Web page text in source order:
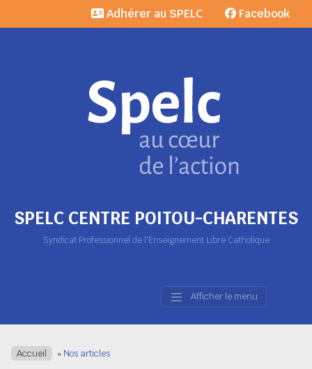
SPELC CENTRE POITOU-CHARENTES
Syndicat Professionnel de l'Enseignement Libre Catholique
Adhérer au SPELC Facebook
Afficher le menu
Accueil » Nos articles